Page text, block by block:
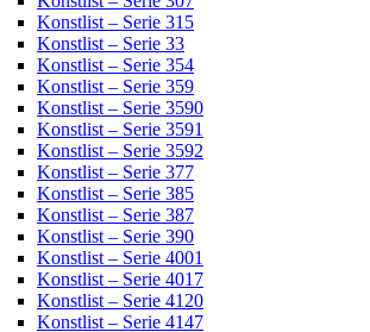
Konstlist – Serie 315
Konstlist – Serie 33
Konstlist – Serie 354
Konstlist – Serie 359
Konstlist – Serie 3590
Konstlist – Serie 3591
Konstlist – Serie 3592
Konstlist – Serie 377
Konstlist – Serie 385
Konstlist – Serie 387
Konstlist – Serie 390
Konstlist – Serie 4001
Konstlist – Serie 4017
Konstlist – Serie 4120
Konstlist – Serie 4147